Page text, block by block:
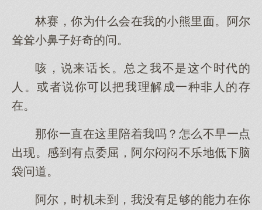
林赛，你为什么会在我的小熊里面。阿尔
耸耸小鼻子好奇的问。
咳，说来话长。总之我不是这个时代的
人。或者说你可以把我理解成一种非人的存
在。
那你一直在这里陪着我吗？怎么不早一点
出现。感到有点委屈，阿尔闷闷不乐地低下脑
袋问道。
阿尔，时机未到，我没有足够的能力在你